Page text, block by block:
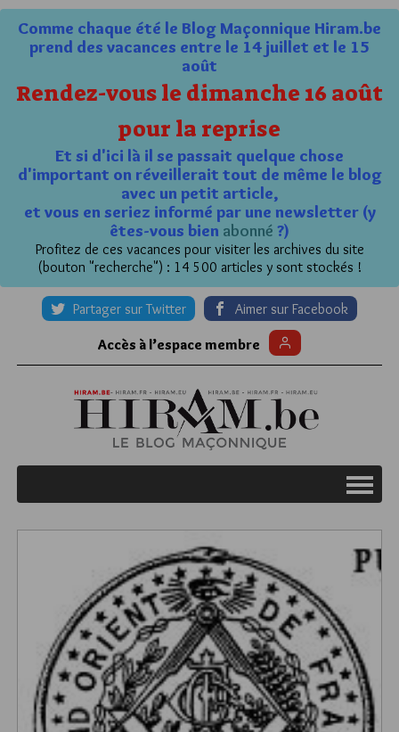
Comme chaque été le Blog Maçonnique Hiram.be
prend des vacances entre le 14 juillet et le 15
août
Rendez-vous le dimanche 16 août
pour la reprise
Et si d'ici là il se passait quelque chose
d'important on réveillerait tout de même le blog
avec un petit article,
et vous en seriez informé par une newsletter (y
êtes-vous bien abonné ?)
Profitez de ces vacances pour visiter les archives du site
(bouton "recherche") : 14 500 articles y sont stockés !
Partager sur Twitter Aimer sur Facebook
Accès à l’espace membre